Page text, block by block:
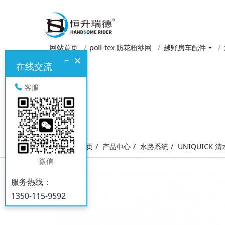
网站首页 poll-tex 防花粉纱网 越野房车配件
网站首页 产品中心 水路系统 UNIQUICK 清
×
-
在线交流
客服
微信
服务热线：
1350-115-9592